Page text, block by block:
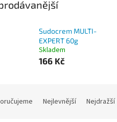
Sudocrem MULTI-
EXPERT 60g
Skladem
166 Kč
Nejlevnější Nejdražší